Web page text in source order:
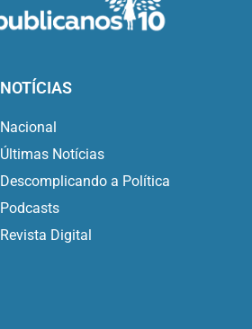
NOTÍCIAS
Nacional
Últimas Notícias
Descomplicando a Política
Podcasts
Revista Digital